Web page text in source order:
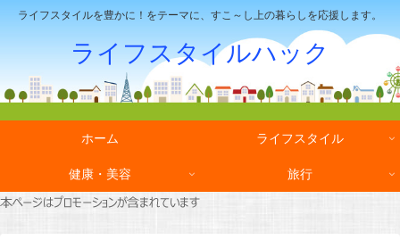
ライフスタイルを豊かに！をテーマに、すこ～し上の暮らしを応援します。
ライフスタイルハック
ホーム ライフスタイル
健康・美容 旅行